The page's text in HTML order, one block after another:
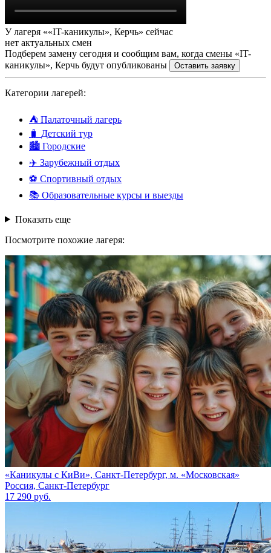
У лагеря ««IT-каникулы», Керчь» сейчас
нет актуальных смен
Подберем замену сегодня и сообщим вам, когда смены «IT-
каникулы», Керчь будут опубликованы
Оставить заявку
Категории лагерей:
⛺ Палаточный лагерь
🧳 Детский тур
🏙️ Городские
✈️ Зарубежный отдых
⚽ Спортивный отдых
📚 Образовательные курсы и выезды
Показать еще
Посмотрите похожие лагеря:
«Каникулы с КиВи», Санкт-Петербург, м. «Московская»
Россия, Санкт-Петербург
17 290 руб.